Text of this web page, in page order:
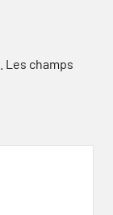
Les champs